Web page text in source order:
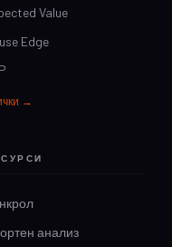
Value
Edge
→
анализ